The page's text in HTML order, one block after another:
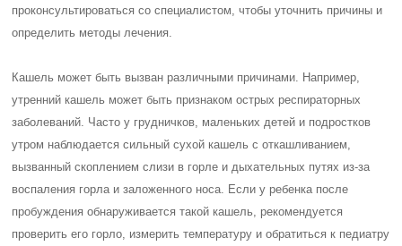
проконсультироваться со специалистом, чтобы уточнить причины и
определить методы лечения.
Кашель может быть вызван различными причинами. Например,
утренний кашель может быть признаком острых респираторных
заболеваний. Часто у грудничков, маленьких детей и подростков
утром наблюдается сильный сухой кашель с откашливанием,
вызванный скоплением слизи в горле и дыхательных путях из-за
воспаления горла и заложенного носа. Если у ребенка после
пробуждения обнаруживается такой кашель, рекомендуется
проверить его горло, измерить температуру и обратиться к педиатру